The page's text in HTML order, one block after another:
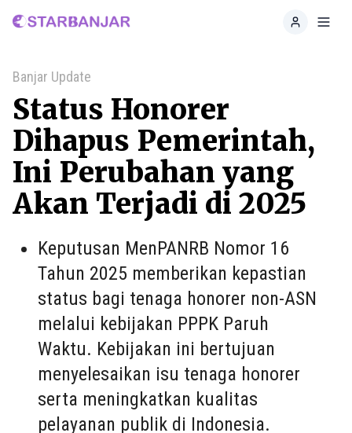
Home
Banjar Update
Status Honorer
Dihapus Pemerintah,
Ini Perubahan yang
Akan Terjadi di 2025
Keputusan MenPANRB Nomor 16
Tahun 2025 memberikan kepastian
status bagi tenaga honorer non-ASN
melalui kebijakan PPPK Paruh
Waktu. Kebijakan ini bertujuan
menyelesaikan isu tenaga honorer
serta meningkatkan kualitas
pelayanan publik di Indonesia.